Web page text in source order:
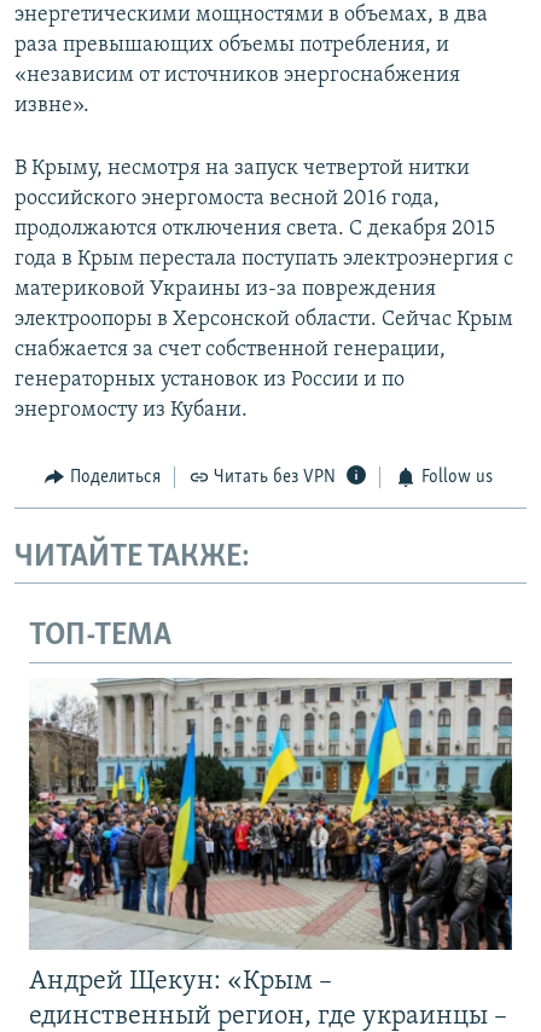
энергетическими мощностями в объемах, в два
раза превышающих объемы потребления, и
«независим от источников энергоснабжения
извне».
В Крыму, несмотря на запуск четвертой нитки
российского энергомоста весной 2016 года,
продолжаются отключения света. С декабря 2015
года в Крым перестала поступать электроэнергия с
материковой Украины из-за повреждения
электроопоры в Херсонской области. Сейчас Крым
снабжается за счет собственной генерации,
генераторных установок из России и по
энергомосту из Кубани.
Поделиться Читать без VPN Follow us
ЧИТАЙТЕ ТАКЖЕ:
ТОП-ТЕМА
Андрей Щекун: «Крым –
единственный регион, где украинцы –